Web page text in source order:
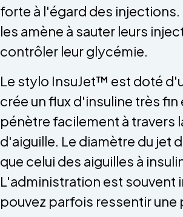
forte à l'égard des
les amène à sauter leurs
contrôler leur glycémie.
Le stylo InsuJet™ est doté
crée un flux d'insuline très
pénètre facilement à travers
d'aiguille. Le diamètre du jet
que celui des aiguilles à
L'administration est souvent
pouvez parfois ressentir une